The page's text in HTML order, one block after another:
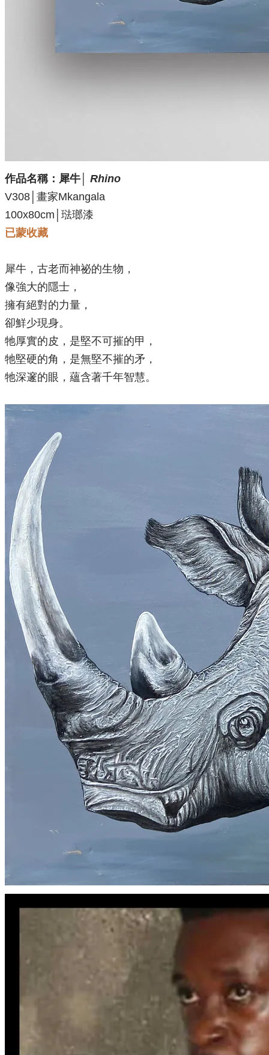
作品名稱：犀牛
Rhino
V308│畫家Mkangala
100x80cm│琺瑯漆
已蒙收藏
犀牛，古老而神祕的生物，
像強大的隱士，
擁有絕對的力量，
卻鮮少現身。
牠厚實的皮，是堅不可摧的甲，
牠堅硬的角，是無堅不摧的矛，
牠深邃的眼，蘊含著千年智慧。